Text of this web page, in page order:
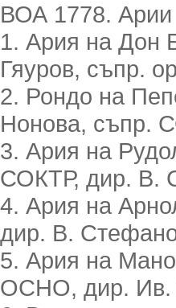
ВОА 1778. Арии
1. Ария на Дон
Гяуров, съпр.
2. Рондо на
Нонова, съпр.
3. Ария на
СОКТР, дир. В.
4. Ария на
дир. В.
5. Ария на
ОСНО, дир. Ив.